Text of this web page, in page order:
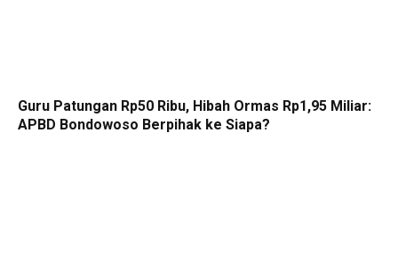
Guru Patungan Rp50 Ribu, Hibah Ormas Rp1,95 Miliar:
APBD Bondowoso Berpihak ke Siapa?